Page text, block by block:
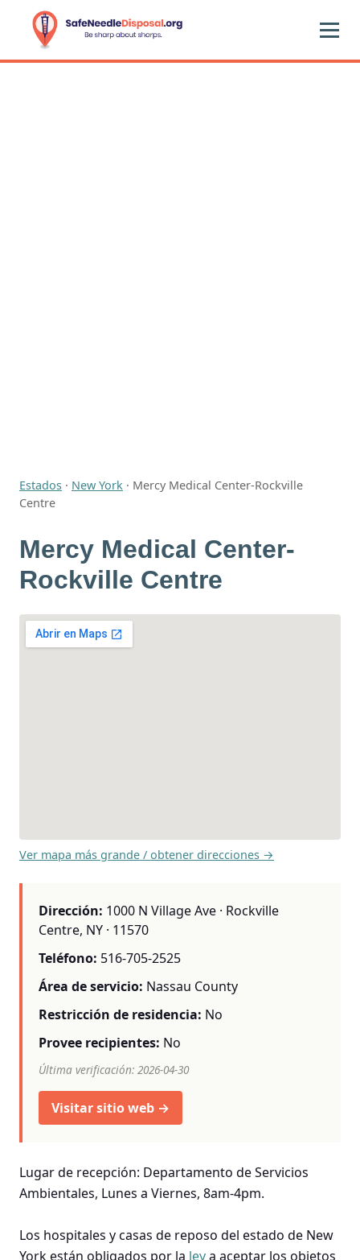
Estados · New York · Mercy Medical Center-Rockville
Centre
Mercy Medical Center-
Rockville Centre
Ver mapa más grande / obtener direcciones →
Dirección: 1000 N Village Ave · Rockville
Centre, NY · 11570
Teléfono: 516-705-2525
Área de servicio: Nassau County
Restricción de residencia: No
Provee recipientes: No
Última verificación: 2026-04-30
Visitar sitio web →
Lugar de recepción: Departamento de Servicios
Ambientales, Lunes a Viernes, 8am-4pm.
Los hospitales y casas de reposo del estado de New
York están obligados por la leya aceptar los objetos